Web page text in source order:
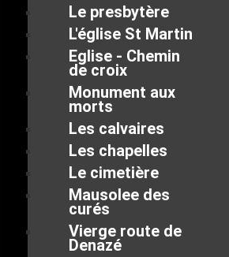
Le presbytère
L'église St Martin
Eglise - Chemin
de croix
Monument aux
morts
Les calvaires
Les chapelles
Le cimetière
Mausolee des
curés
Vierge route de
Denazé